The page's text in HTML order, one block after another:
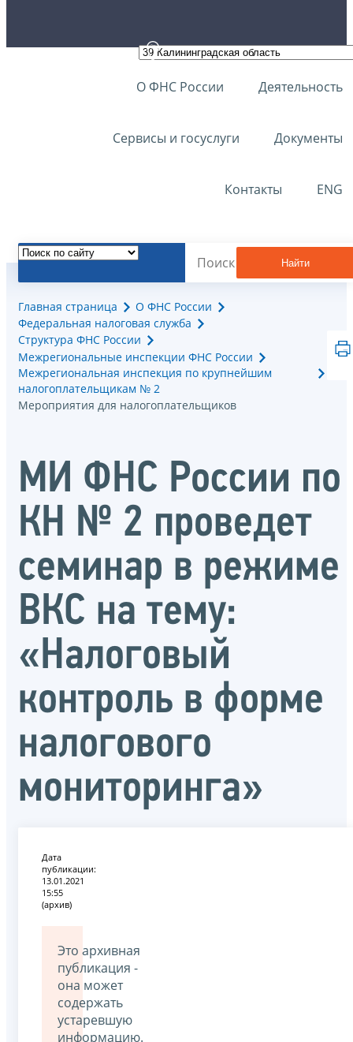
О ФНС России Деятельность
Сервисы и госуслуги Документы
Контакты ENG
Найти
Главная страница
О ФНС России
Федеральная налоговая служба
Структура ФНС России
Межрегиональные инспекции ФНС России
Межрегиональная инспекция по крупнейшим
налогоплательщикам № 2
Мероприятия для налогоплательщиков
МИ ФНС России по
КН № 2 проведет
семинар в режиме
ВКС на тему:
«Налоговый
контроль в форме
налогового
мониторинга»
Дата
публикации:
13.01.2021
15:55
(архив)
Это архивная
публикация -
она может
содержать
устаревшую
информацию.